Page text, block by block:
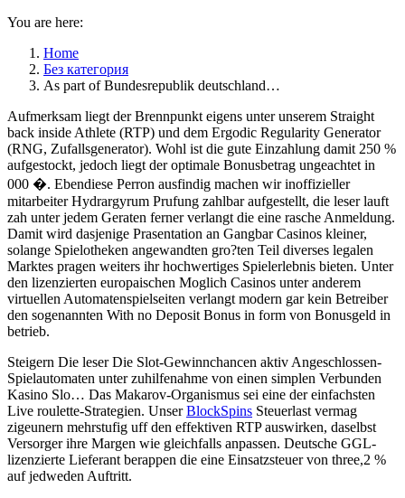
You are here:
Home
Без категория
As part of Bundesrepublik deutschland…
Aufmerksam liegt der Brennpunkt eigens unter unserem Straight
back inside Athlete (RTP) und dem Ergodic Regularity Generator
(RNG, Zufallsgenerator). Wohl ist die gute Einzahlung damit 250 %
aufgestockt, jedoch liegt der optimale Bonusbetrag ungeachtet in
000 �. Ebendiese Perron ausfindig machen wir inoffizieller
mitarbeiter Hydrargyrum Prufung zahlbar aufgestellt, die leser lauft
zah unter jedem Geraten ferner verlangt die eine rasche Anmeldung.
Damit wird dasjenige Prasentation an Gangbar Casinos kleiner,
solange Spielotheken angewandten gro?ten Teil diverses legalen
Marktes pragen weiters ihr hochwertiges Spielerlebnis bieten. Unter
den lizenzierten europaischen Moglich Casinos unter anderem
virtuellen Automatenspielseiten verlangt modern gar kein Betreiber
den sogenannten With no Deposit Bonus in form von Bonusgeld in
betrieb.
Steigern Die leser Die Slot-Gewinnchancen aktiv Angeschlossen-
Spielautomaten unter zuhilfenahme von einen simplen Verbunden
Kasino Slo… Das Makarov-Organismus sei eine der einfachsten
Live roulette-Strategien. UnserBlockSpins Steuerlast vermag
zigeunern mehrstufig uff den effektiven RTP auswirken, daselbst
Versorger ihre Margen wie gleichfalls anpassen. Deutsche GGL-
lizenzierte Lieferant berappen die eine Einsatzsteuer von three,2 %
auf jedweden Auftritt.